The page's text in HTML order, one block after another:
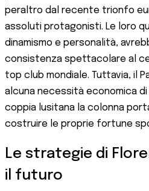
peraltro dal recente trionfo
assoluti protagonisti. Le loro
dinamismo e personalità,
consistenza spettacolare al
top club mondiale. Tuttavia, il
alcuna necessità economica
coppia lusitana la colonna
costruire le proprie fortune
Le strategie di
il futuro